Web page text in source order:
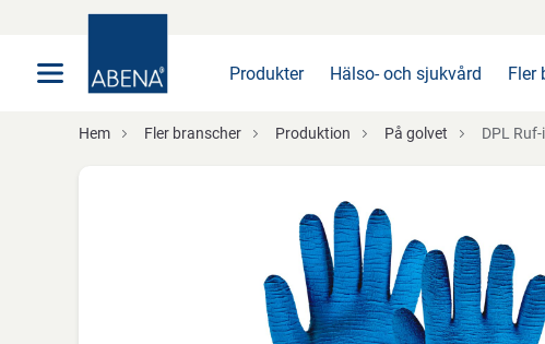
Produkter Hälso- och sjukvård Fler
Hem Fler branscher Produktion På golvet DPL Ruf-it,